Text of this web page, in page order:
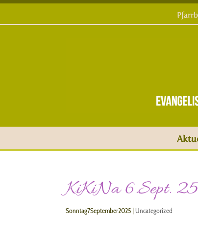
KiKiNa 6.Sept. 25
Sonntag7September2025 |Uncategorized